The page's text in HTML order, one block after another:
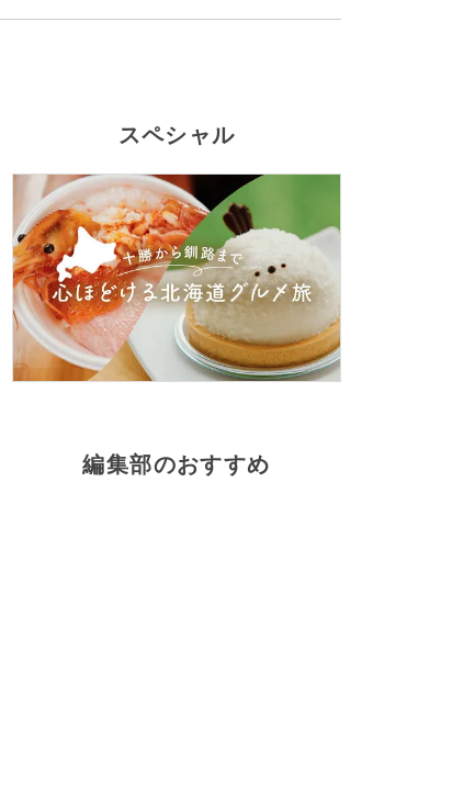
スペシャル
編集部のおすすめ